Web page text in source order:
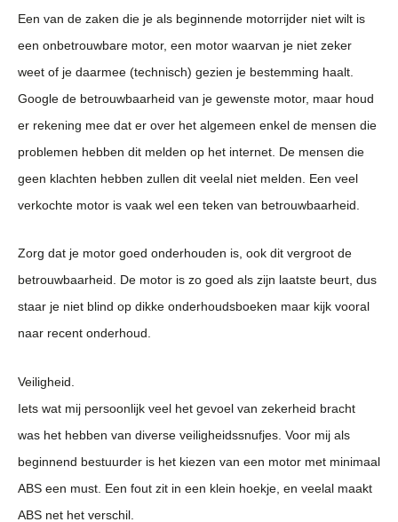
Een van de zaken die je als beginnende motorrijder niet wilt is
een onbetrouwbare motor, een motor waarvan je niet zeker
weet of je daarmee (technisch) gezien je bestemming haalt.
Google de betrouwbaarheid van je gewenste motor, maar houd
er rekening mee dat er over het algemeen enkel de mensen die
problemen hebben dit melden op het internet. De mensen die
geen klachten hebben zullen dit veelal niet melden. Een veel
verkochte motor is vaak wel een teken van betrouwbaarheid.
Zorg dat je motor goed onderhouden is, ook dit vergroot de
betrouwbaarheid. De motor is zo goed als zijn laatste beurt, dus
staar je niet blind op dikke onderhoudsboeken maar kijk vooral
naar recent onderhoud.
Veiligheid.
Iets wat mij persoonlijk veel het gevoel van zekerheid bracht
was het hebben van diverse veiligheidssnufjes. Voor mij als
beginnend bestuurder is het kiezen van een motor met minimaal
ABS een must. Een fout zit in een klein hoekje, en veelal maakt
ABS net het verschil.